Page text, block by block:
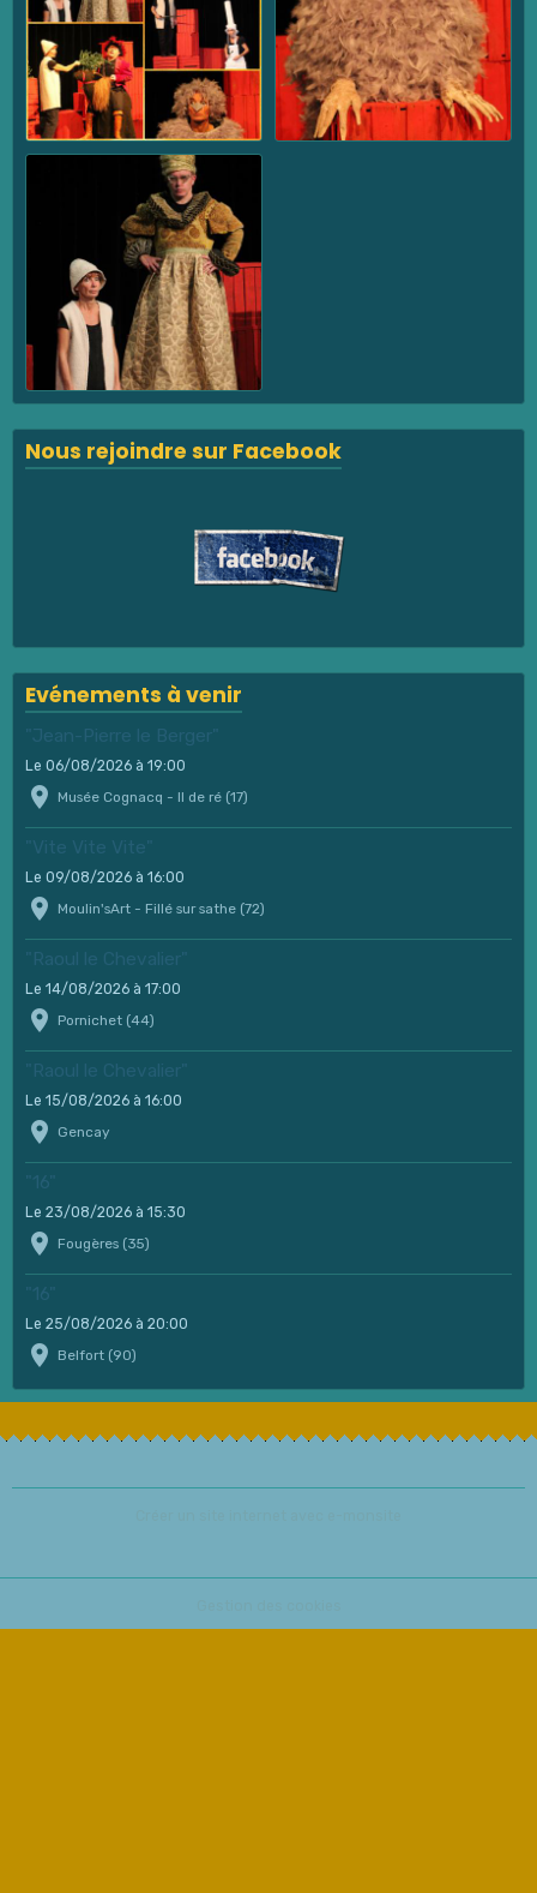
Nous rejoindre sur Facebook
Evénements à venir
"Jean-Pierre le Berger"
Le 06/08/2026 à 19:00
Musée Cognacq - Il de ré (17)
"Vite Vite Vite"
Le 09/08/2026 à 16:00
Moulin'sArt - Fillé sur sathe (72)
"Raoul le Chevalier"
Le 14/08/2026 à 17:00
Pornichet (44)
"Raoul le Chevalier"
Le 15/08/2026 à 16:00
Gencay
"16"
Le 23/08/2026 à 15:30
Fougères (35)
"16"
Le 25/08/2026 à 20:00
Belfort (90)